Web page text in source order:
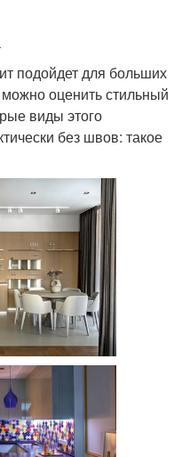
подойдет для больших
оценить стильный
виды этого
без швов: такое